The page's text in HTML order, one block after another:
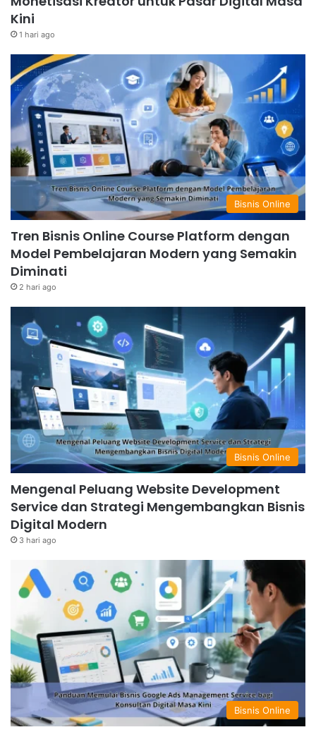
Kini
1 hari ago
Bisnis Online
Tren Bisnis Online Course Platform dengan
Model Pembelajaran Modern yang Semakin
Diminati
2 hari ago
Bisnis Online
Mengenal Peluang Website Development
Service dan Strategi Mengembangkan Bisnis
Digital Modern
3 hari ago
Bisnis Online